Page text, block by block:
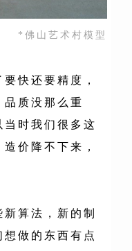
*佛山艺术村模型
快还要精度，
品质没那么重
时我们很多这
价降不下来，
算法，新的制
想做的东西有点